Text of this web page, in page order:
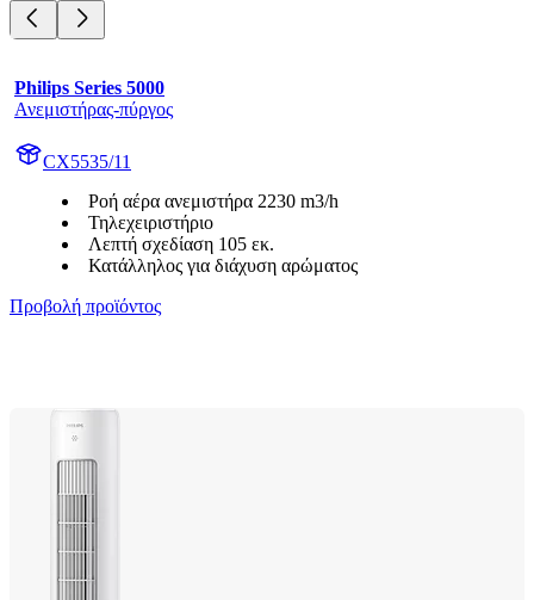
Philips Series 5000
Ανεμιστήρας-πύργος
CX5535/11
Ροή αέρα ανεμιστήρα 2230 m3/h
Τηλεχειριστήριο
Λεπτή σχεδίαση 105 εκ.
Κατάλληλος για διάχυση αρώματος
Προβολή προϊόντος